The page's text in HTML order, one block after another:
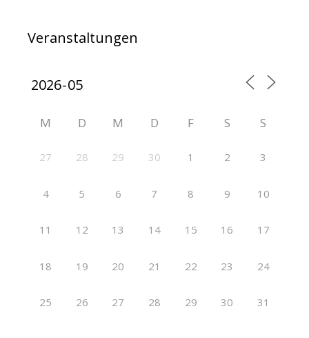
Veranstaltungen
M D M D F S S
27 28 29 30 1 2 3
4 5 6 7 8 9 10
11 12 13 14 15 16 17
18 19 20 21 22 23 24
25 26 27 28 29 30 31